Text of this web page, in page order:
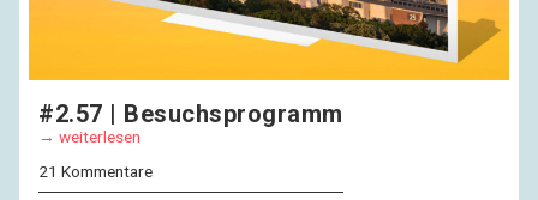
#2.57 | Besuchsprogramm
weiterlesen
21 Kommentare